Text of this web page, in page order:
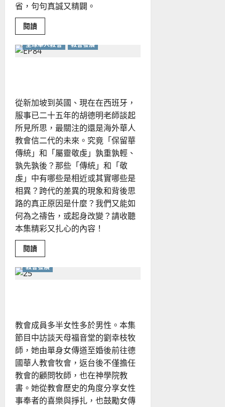
省，句句真誠又精闢。
閱讀Read
more
真
教
全球華人教會 教會發展
從新加坡到英國、現在在西班牙，
服事已二十五年的胡德明老師談起
所見所思，最關注的還是海外華人
教會信二代的未來。究竟「保留華
傳統」和「屬靈敬虔」孰重孰輕、
孰先孰後？那些「傳統」和「敬
虔」中有哪些是相近或其實哪些是
相異？跨代的差異的現象和背後思
路的真正原因是什麼？我們又能如
何為之禱告，或起身改變？請收聽
本集精彩又扎心的內容！
閱讀Read
more
「傳」
教會發展
教會成員多半女性多於男性。本集
節目中訪談天母福音堂的劉幸枝牧
師，她由單身女傳道至婚後前往德
國華人教會牧會，返台後不僅擔任
教會的顧問牧師，也在神學院教
書。她從教會歷史的角度分享女性
事奉者的喜樂與掙扎，也鼓勵女傳